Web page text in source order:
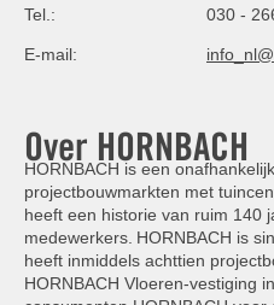
Tel.: 030 -
E-mail:
Over HORNBACH
HORNBACH is een
projectbouwmarkten met
heeft een historie van ruim 140
medewerkers. HORNBACH is
heeft inmiddels achttien
HORNBACH Vloeren-vestiging